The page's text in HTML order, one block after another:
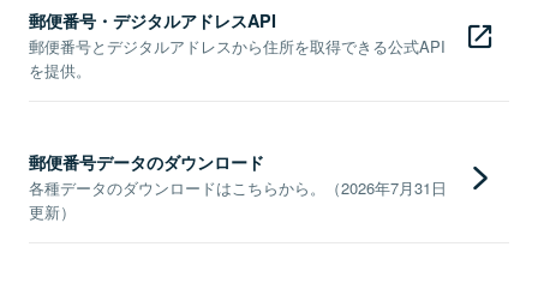
郵便番号・デジタルアドレスAPI
郵便番号とデジタルアドレスから住所を取得できる公式API
を提供。
郵便番号データのダウンロード
各種データのダウンロードはこちらから。（2026年7月31日
更新）